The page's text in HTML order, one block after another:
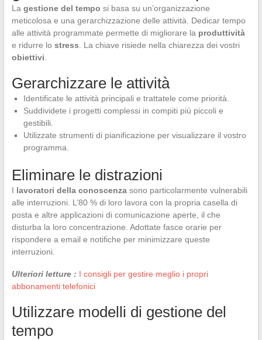
La gestione del tempo si basa su un’organizzazione
meticolosa e una gerarchizzazione delle attività. Dedicar tempo
alle attività programmate permette di migliorare la produttività
e ridurre lo stress . La chiave risiede nella chiarezza dei vostri
obiettivi
Gerarchizzare le attività
Identificate le attività principali e trattatele come priorità.
Suddividete i progetti complessi in compiti più piccoli e
gestibili.
Utilizzate strumenti di pianificazione per visualizzare il vostro
programma.
Eliminare le distrazioni
I lavoratori della conoscenzasono particolarmente vulnerabili
alle interruzioni. L’80 % di loro lavora con la propria casella di
posta e altre applicazioni di comunicazione aperte, il che
disturba la loro concentrazione. Adottate fasce orarie per
rispondere a email e notifiche per minimizzare queste
interruzioni.
Ulteriori letture : I consigli per gestire meglio i propri
abbonamenti telefonici
Utilizzare modelli di gestione del
tempo